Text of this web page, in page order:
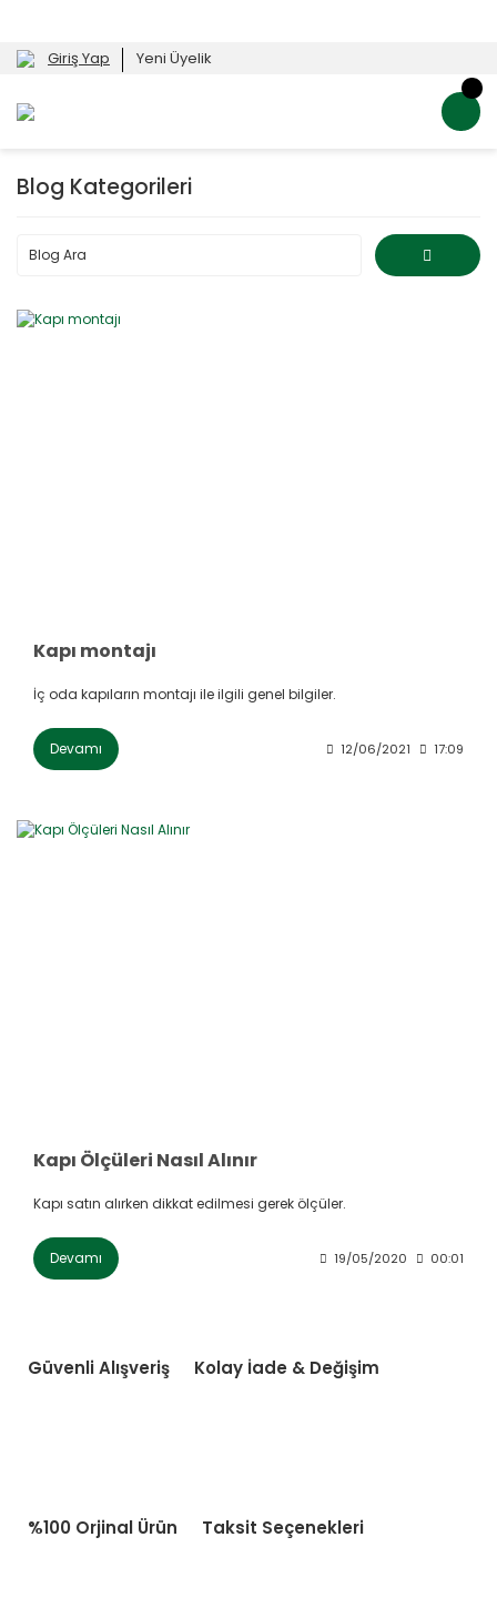
Giriş Yap Yeni Üyelik
Blog Kategorileri
Kapı montajı
İç oda kapıların montajı ile ilgili genel bilgiler.
Devamı 12/06/2021 17:09
Kapı Ölçüleri Nasıl Alınır
Kapı satın alırken dikkat edilmesi gerek ölçüler.
Devamı 19/05/2020 00:01
Güvenli Alışveriş Kolay İade & Değişim
%100 Orjinal Ürün Taksit Seçenekleri